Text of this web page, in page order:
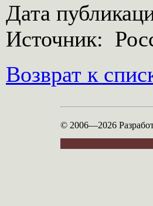
Дата
Источник:
Возврат к
© 2006—2026